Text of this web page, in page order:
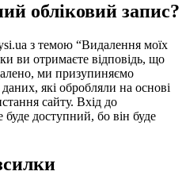
обліковий запис?
з темою “Видалення моїх
ви отримаєте відповідь, що
ми призупиняємо
які обробляли на основі
сайту. Вхід до
буде доступний, бо він буде